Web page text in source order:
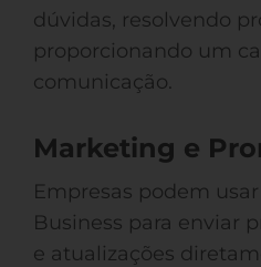
dúvidas, resolvendo
proporcionando um
comunicação.
Marketing e
Empresas podem
Business para enviar
e atualizações